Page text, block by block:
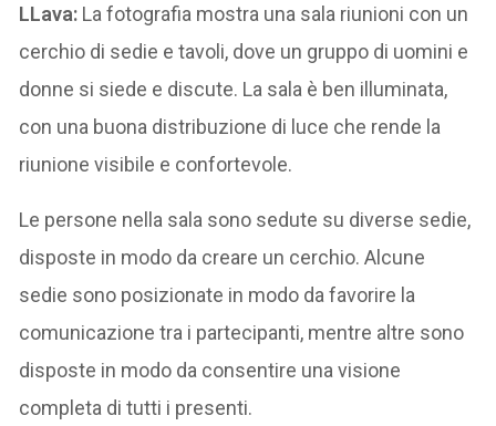
LLava: La fotografia mostra una sala riunioni con un
cerchio di sedie e tavoli, dove un gruppo di uomini e
donne si siede e discute. La sala è ben illuminata,
con una buona distribuzione di luce che rende la
riunione visibile e confortevole.
Le persone nella sala sono sedute su diverse sedie,
disposte in modo da creare un cerchio. Alcune
sedie sono posizionate in modo da favorire la
comunicazione tra i partecipanti, mentre altre sono
disposte in modo da consentire una visione
completa di tutti i presenti.